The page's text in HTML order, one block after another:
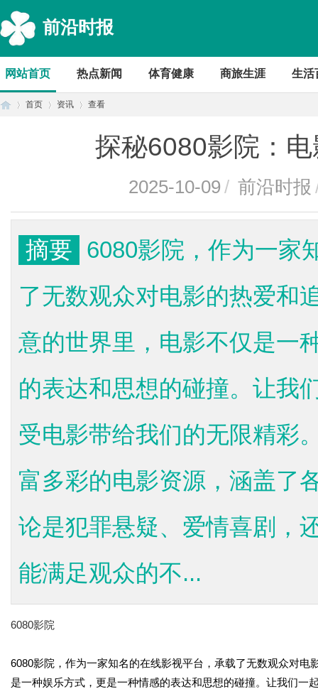
前沿时报
网站首页 热点新闻 体育健康 商旅生涯 生活
首页 资讯 查看
探秘6080影院：
2025-10-09 / 前沿时报
摘要
6080影院，作为一家
了无数观众对电影的热爱和
意的世界里，电影不仅是一
的表达和思想的碰撞。让我
受电影带给我们的无限精彩
富多彩的电影资源，涵盖了
论是犯罪悬疑、爱情喜剧，
能满足观众的不...
6080影院
6080影院，作为一家知名的在线影视平台，承载了无数观众对
是一种娱乐方式，更是一种情感的表达和思想的碰撞。让我们一